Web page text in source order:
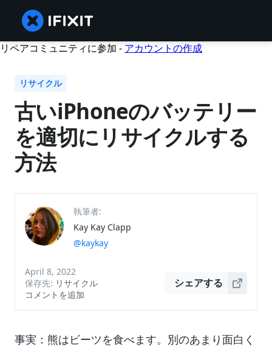
リペアコミュニティに参加 - アカウントの作成
リサイクル
古いiPhoneのバッテリー
を適切にリサイクルする
方法
執筆者:
Kay Kay Clapp
@kaykay
April 8, 2022
保存先: リサイクル
コメントを追加
シェアする
事実：熊はビーツを食べます。別のあまり面白く